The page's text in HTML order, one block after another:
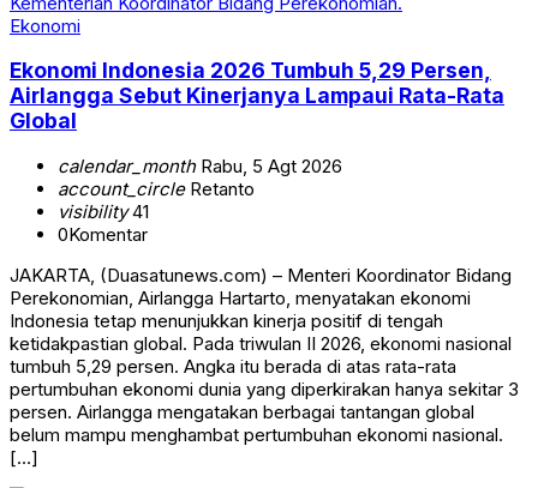
Ekonomi
Ekonomi Indonesia 2026 Tumbuh 5,29 Persen,
Airlangga Sebut Kinerjanya Lampaui Rata-Rata
Global
calendar_monthRabu, 5 Agt 2026
account_circleRetanto
visibility41
0Komentar
JAKARTA, (Duasatunews.com) – Menteri Koordinator Bidang
Perekonomian, Airlangga Hartarto, menyatakan ekonomi
Indonesia tetap menunjukkan kinerja positif di tengah
ketidakpastian global. Pada triwulan II 2026, ekonomi nasional
tumbuh 5,29 persen. Angka itu berada di atas rata-rata
pertumbuhan ekonomi dunia yang diperkirakan hanya sekitar 3
persen. Airlangga mengatakan berbagai tantangan global
belum mampu menghambat pertumbuhan ekonomi nasional.
[…]